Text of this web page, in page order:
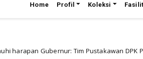
Home Profil Koleksi
Gubernur: Tim Pustakawan DPK Provinsi